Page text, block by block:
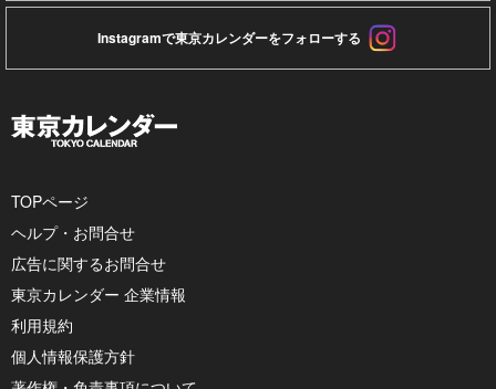
Instagramで東京カレンダーをフォローする
TOPページ
ヘルプ・お問合せ
広告に関するお問合せ
東京カレンダー 企業情報
利用規約
個人情報保護方針